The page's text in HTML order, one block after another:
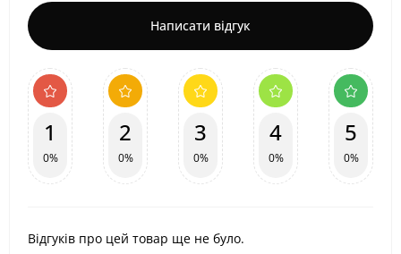
Написати відгук
1
0%
2
0%
3
0%
4
0%
5
0%
Відгуків про цей товар ще не було.